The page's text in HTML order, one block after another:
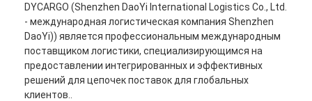
DYCARGO (Shenzhen DaoYi International Logistics Co., Ltd.
- международная логистическая компания Shenzhen
DaoYi)) является профессиональным международным
поставщиком логистики, специализирующимся на
предоставлении интегрированных и эффективных
решений для цепочек поставок для глобальных
клиентов..